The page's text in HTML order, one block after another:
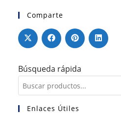
Comparte
Búsqueda rápida
Enlaces Útiles